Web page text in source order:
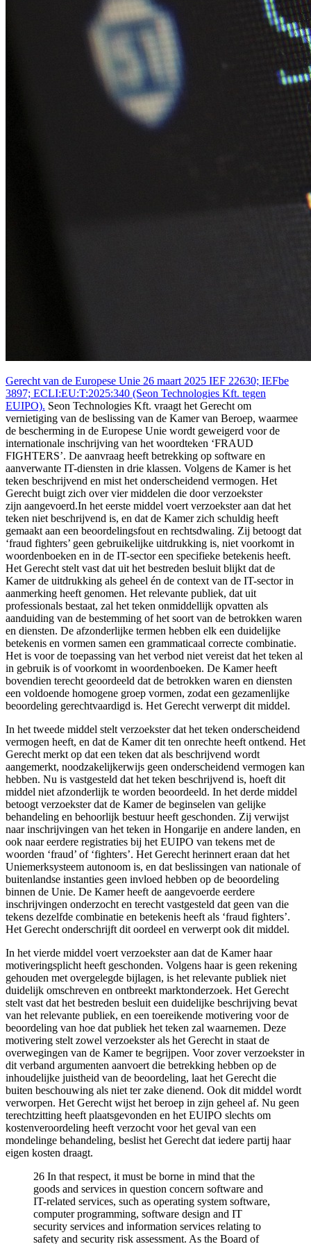
Gerecht van de Europese Unie 26 maart 2025 IEF 22630; IEFbe
3897; ECLI:EU:T:2025:340 (Seon Technologies Kft. tegen
EUIPO). Seon Technologies Kft. vraagt het Gerecht om
vernietiging van de beslissing van de Kamer van Beroep, waarmee
de bescherming in de Europese Unie wordt geweigerd voor de
internationale inschrijving van het woordteken ‘FRAUD
FIGHTERS’. De aanvraag heeft betrekking op software en
aanverwante IT-diensten in drie klassen. Volgens de Kamer is het
teken beschrijvend en mist het onderscheidend vermogen. Het
Gerecht buigt zich over vier middelen die door verzoekster
zijn aangevoerd.In het eerste middel voert verzoekster aan dat het
teken niet beschrijvend is, en dat de Kamer zich schuldig heeft
gemaakt aan een beoordelingsfout en rechtsdwaling. Zij betoogt dat
‘fraud fighters’ geen gebruikelijke uitdrukking is, niet voorkomt in
woordenboeken en in de IT-sector een specifieke betekenis heeft.
Het Gerecht stelt vast dat uit het bestreden besluit blijkt dat de
Kamer de uitdrukking als geheel én de context van de IT-sector in
aanmerking heeft genomen. Het relevante publiek, dat uit
professionals bestaat, zal het teken onmiddellijk opvatten als
aanduiding van de bestemming of het soort van de betrokken waren
en diensten. De afzonderlijke termen hebben elk een duidelijke
betekenis en vormen samen een grammaticaal correcte combinatie.
Het is voor de toepassing van het verbod niet vereist dat het teken al
in gebruik is of voorkomt in woordenboeken. De Kamer heeft
bovendien terecht geoordeeld dat de betrokken waren en diensten
een voldoende homogene groep vormen, zodat een gezamenlijke
beoordeling gerechtvaardigd is. Het Gerecht verwerpt dit middel.
In het tweede middel stelt verzoekster dat het teken onderscheidend
vermogen heeft, en dat de Kamer dit ten onrechte heeft ontkend. Het
Gerecht merkt op dat een teken dat als beschrijvend wordt
aangemerkt, noodzakelijkerwijs geen onderscheidend vermogen kan
hebben. Nu is vastgesteld dat het teken beschrijvend is, hoeft dit
middel niet afzonderlijk te worden beoordeeld. In het derde middel
betoogt verzoekster dat de Kamer de beginselen van gelijke
behandeling en behoorlijk bestuur heeft geschonden. Zij verwijst
naar inschrijvingen van het teken in Hongarije en andere landen, en
ook naar eerdere registraties bij het EUIPO van tekens met de
woorden ‘fraud’ of ‘fighters’. Het Gerecht herinnert eraan dat het
Uniemerksysteem autonoom is, en dat beslissingen van nationale of
buitenlandse instanties geen invloed hebben op de beoordeling
binnen de Unie. De Kamer heeft de aangevoerde eerdere
inschrijvingen onderzocht en terecht vastgesteld dat geen van die
tekens dezelfde combinatie en betekenis heeft als ‘fraud fighters’.
Het Gerecht onderschrijft dit oordeel en verwerpt ook dit middel.
In het vierde middel voert verzoekster aan dat de Kamer haar
motiveringsplicht heeft geschonden. Volgens haar is geen rekening
gehouden met overgelegde bijlagen, is het relevante publiek niet
duidelijk omschreven en ontbreekt marktonderzoek. Het Gerecht
stelt vast dat het bestreden besluit een duidelijke beschrijving bevat
van het relevante publiek, en een toereikende motivering voor de
beoordeling van hoe dat publiek het teken zal waarnemen. Deze
motivering stelt zowel verzoekster als het Gerecht in staat de
overwegingen van de Kamer te begrijpen. Voor zover verzoekster in
dit verband argumenten aanvoert die betrekking hebben op de
inhoudelijke juistheid van de beoordeling, laat het Gerecht die
buiten beschouwing als niet ter zake dienend. Ook dit middel wordt
verworpen. Het Gerecht wijst het beroep in zijn geheel af. Nu geen
terechtzitting heeft plaatsgevonden en het EUIPO slechts om
kostenveroordeling heeft verzocht voor het geval van een
mondelinge behandeling, beslist het Gerecht dat iedere partij haar
eigen kosten draagt.
26 In that respect, it must be borne in mind that the
goods and services in question concern software and
IT-related services, such as operating system software,
computer programming, software design and IT
security services and information services relating to
safety and security risk assessment. As the Board of